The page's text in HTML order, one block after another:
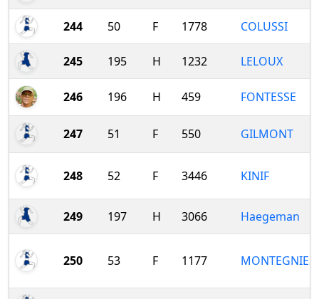
244 50 F 1778 COLUSSI
245 195 H 1232 LELOUX
246 196 H 459 FONTESSE
247 51 F 550 GILMONT
248 52 F 3446 KINIF
249 197 H 3066 Haegeman
250 53 F 1177 MONTEGNIES